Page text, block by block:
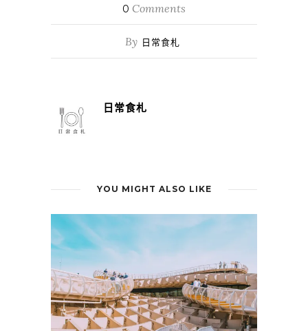
0 Comments
By 日常食札
日常食札
YOU MIGHT ALSO LIKE